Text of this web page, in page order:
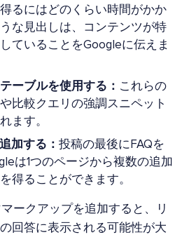
るにはどのくらい時間がかか
な見出しは、コンテンツが特
ていることをGoogleに伝えま
ーブルを使用する： これらの
比較クエリの強調スニペット
ます。
加する：投稿の最後にFAQを
は1つのページから複数の追加
得ることができます。
ークアップを追加すると、リ
回答に表示される可能性が大